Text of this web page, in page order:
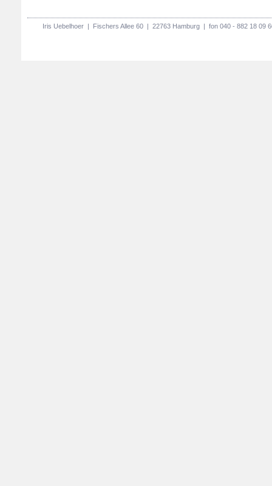
Iris Uebelhoer | Fischers Allee 60 | 22763 Hamburg | fon 040 - 882 18 09